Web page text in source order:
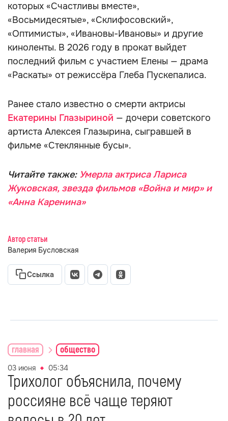
которых «Счастливы вместе»,
«Восьмидесятые», «Склифосовский»,
«Оптимисты», «Ивановы-Ивановы» и другие
киноленты. В 2026 году в прокат выйдет
последний фильм с участием Елены — драма
«Раскаты» от режиссёра Глеба Пускепалиса.
Ранее стало известно о смерти актрисы
Екатерины Глазыриной — дочери советского
артиста Алексея Глазырина, сыгравшей в
фильме «Стеклянные бусы».
Читайте также: Умерла актриса Лариса
Жуковская, звезда фильмов «Война и мир» и
«Анна Каренина»
Автор статьи
Валерия Бусловская
Ссылка
главная общество
03 июня 05:34
Трихолог объяснила, почему
россияне всё чаще теряют